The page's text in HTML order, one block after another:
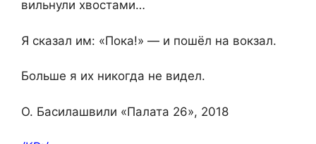
вильнули хвостами…
Я сказал им: «Пока!» — и пошёл на вокзал.
Больше я их никогда не видел.
О. Басилашвили «Палата 26», 2018